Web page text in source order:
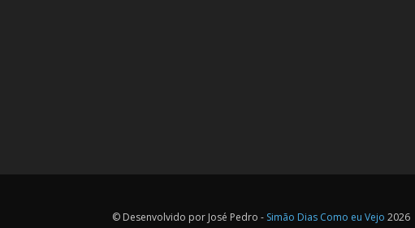
© Desenvolvido por José Pedro - Simão Dias Como eu Vejo 2026